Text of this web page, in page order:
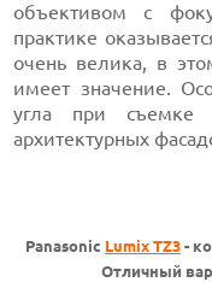
объективом с
практике
очень велика, в
имеет значение.
угла при
архитектурных
Panasonic Lumix TZ3 -
Отличный